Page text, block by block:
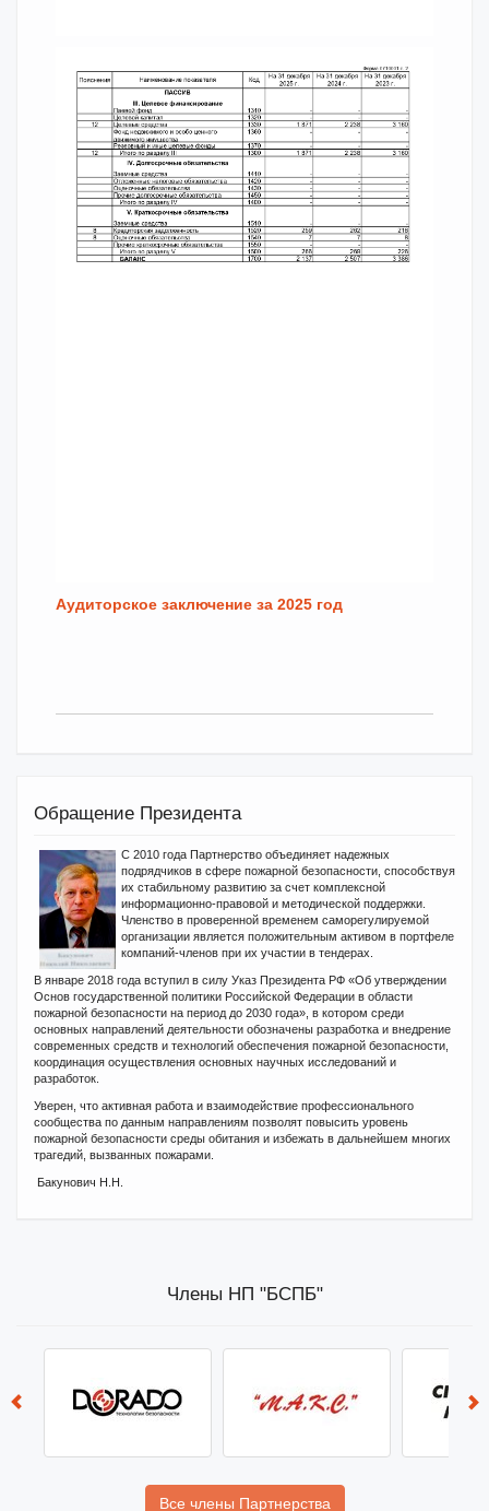
Аудиторское заключение за 2025 год
Обращение Президента
С 2010 года Партнерство объединяет надежных
подрядчиков в сфере пожарной безопасности, способствуя
их стабильному развитию за счет комплексной
информационно-правовой и методической поддержки.
Членство в проверенной временем саморегулируемой
организации является положительным активом в портфеле
компаний-членов при их участии в тендерах.
В январе 2018 года вступил в силу Указ Президента РФ «Об утверждении
Основ государственной политики Российской Федерации в области
пожарной безопасности на период до 2030 года», в котором среди
основных направлений деятельности обозначены разработка и внедрение
современных средств и технологий обеспечения пожарной безопасности,
координация осуществления основных научных исследований и
разработок.
Уверен, что активная работа и взаимодействие профессионального
сообщества по данным направлениям позволят повысить уровень
пожарной безопасности среды обитания и избежать в дальнейшем многих
трагедий, вызванных пожарами.
Бакунович Н.Н.
Члены НП "БСПБ"
Все члены Партнерства